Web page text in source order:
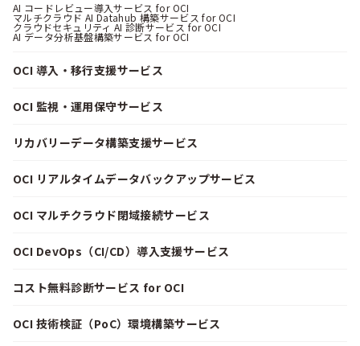
AI コードレビュー導入サービス for OCI
マルチクラウド AI Datahub 構築サービス for OCI
クラウドセキュリティ AI 診断サービス for OCI
AI データ分析基盤構築サービス for OCI
OCI 導入・移行支援サービス
OCI 監視・運用保守サービス
リカバリーデータ構築支援サービス
OCI リアルタイムデータバックアップサービス
OCI マルチクラウド閉域接続サービス
OCI DevOps（CI/CD）導入支援サービス
コスト無料診断サービス for OCI
OCI 技術検証（PoC）環境構築サービス